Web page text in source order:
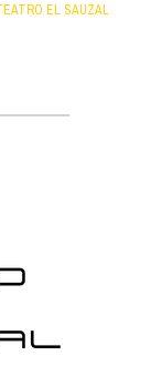
EL SAUZAL